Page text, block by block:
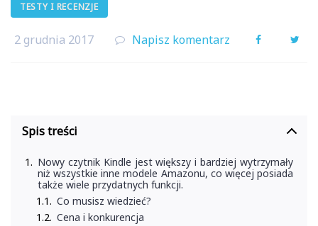
TESTY I RECENZJE
2 grudnia 2017 Napisz komentarz Facebook
Spis treści
Nowy czytnik Kindle jest większy i bardziej wytrzymały
niż wszystkie inne modele Amazonu, co więcej posiada
także wiele przydatnych funkcji.
Co musisz wiedzieć?
Cena i konkurencja